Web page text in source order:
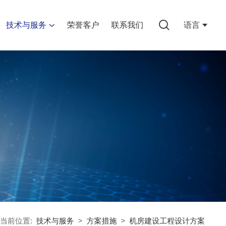
语言
技术与服务 荣誉客户 联系我们
当前位置: 技术与服务 > 方案措施 > 机房建设工程设计方案